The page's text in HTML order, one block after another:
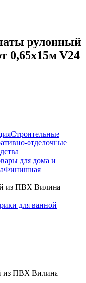
рулонный
0,65х15м V24
Строительные
отделочные
для дома и
Финишная
из ПВХ Вилина
для ванной
из ПВХ Вилина